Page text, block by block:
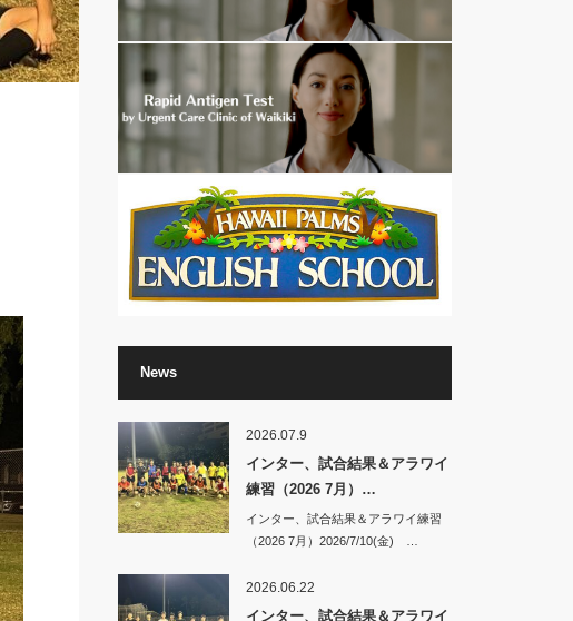
News
2026.07.9
インター、試合結果＆アラワイ
練習（2026 7月）…
インター、試合結果＆アラワイ練習
（2026 7月）2026/7/10(金) …
2026.06.22
インター、試合結果＆アラワイ